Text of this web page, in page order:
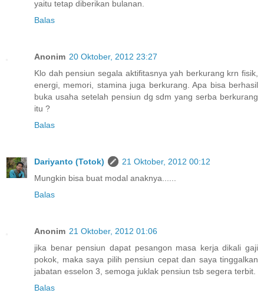
yaitu tetap diberikan bulanan.
Balas
Anonim 20 Oktober, 2012 23:27
Klo dah pensiun segala aktifitasnya yah berkurang krn fisik,
energi, memori, stamina juga berkurang. Apa bisa berhasil
buka usaha setelah pensiun dg sdm yang serba berkurang
itu ?
Balas
Dariyanto (Totok)
21 Oktober, 2012 00:12
Mungkin bisa buat modal anaknya......
Balas
Anonim 21 Oktober, 2012 01:06
jika benar pensiun dapat pesangon masa kerja dikali gaji
pokok, maka saya pilih pensiun cepat dan saya tinggalkan
jabatan esselon 3, semoga juklak pensiun tsb segera terbit.
Balas